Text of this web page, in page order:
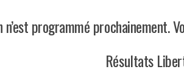
programmé prochainement.
Résultats